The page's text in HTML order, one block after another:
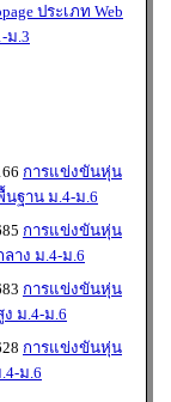
ประเภท Web
ม.3
การแข่งขันหุ่น
ฐาน ม.4-ม.6
การแข่งขันหุ่น
าง ม.4-ม.6
การแข่งขันหุ่น
ม.4-ม.6
การแข่งขันหุ่น
ม.6